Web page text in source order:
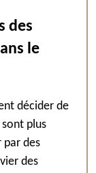
des
le
décider de
plus
par des
des